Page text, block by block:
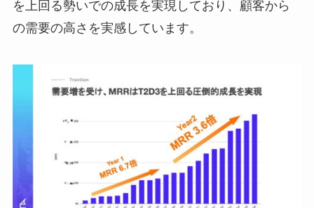
を上回る勢いでの成長を実現しており、顧客から
の需要の高さを実感しています。